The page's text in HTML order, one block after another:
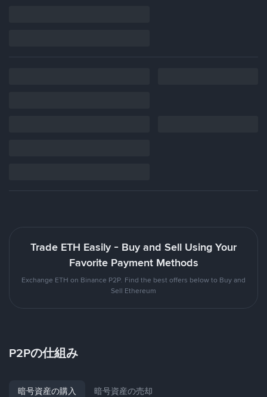
Trade ETH Easily - Buy and Sell Using Your
Favorite Payment Methods
Exchange ETH on Binance P2P. Find the best offers below to Buy and
Sell Ethereum
P2Pの仕組み
暗号資産の購入 暗号資産の売却